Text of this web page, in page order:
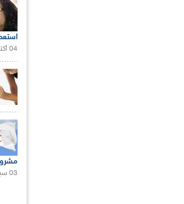
04 أكتوبر 2020 |
03 سبتمبر 2020 |